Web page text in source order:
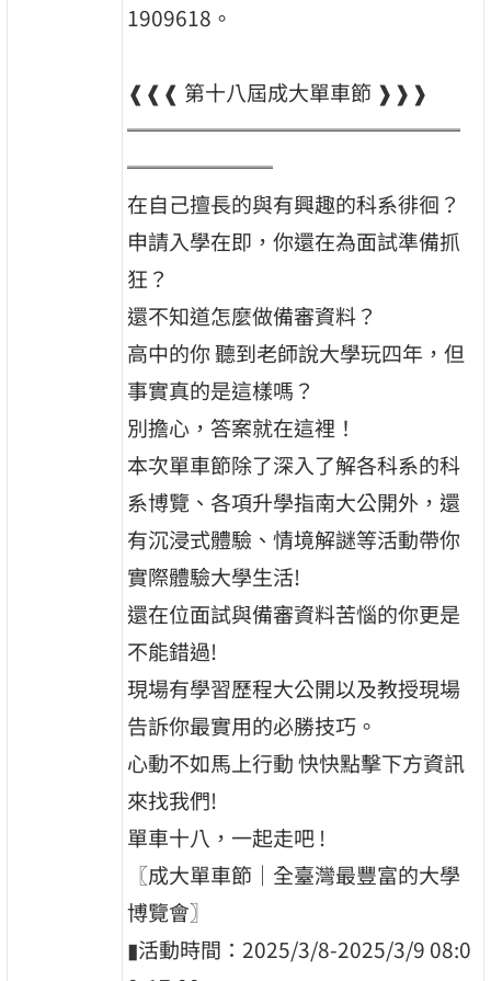
1909618。
❰❰❰ 第十八屆成大單車節 ❱❱❱
════════════════
═══════
在自己擅長的與有興趣的科系徘徊？
申請入學在即，你還在為面試準備抓
狂？
還不知道怎麼做備審資料？
高中的你 聽到老師說大學玩四年，但
事實真的是這樣嗎？
別擔心，答案就在這裡！
本次單車節除了深入了解各科系的科
系博覽、各項升學指南大公開外，還
有沉浸式體驗、情境解謎等活動帶你
實際體驗大學生活!
還在位面試與備審資料苦惱的你更是
不能錯過!
現場有學習歷程大公開以及教授現場
告訴你最實用的必勝技巧。
心動不如馬上行動 快快點擊下方資訊
來找我們!
單車十八，一起走吧 !
〖成大單車節｜全臺灣最豐富的大學
博覽會〗
▮活動時間：2025/3/8-2025/3/9 08:0